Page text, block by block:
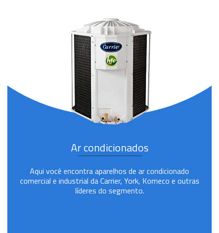
Ar condicionados
Aqui você encontra aparelhos de ar condicionado
comercial e industrial da Carrier, York, Komeco e outras
líderes do segmento.